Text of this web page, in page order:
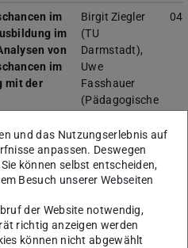
im
im
von
im
mit der
Birgit Ziegler
(TU
Darmstadt),
Uwe
Fasshauer
(Pädagogische
Schwäbisch
Gmünd)
Studium:
Validierung
bei
Bernd Schmitz,
(TU
Darmstadt)
und das Nutzungserlebnis auf
anpassen. Deswegen
können selbst entscheiden,
Besuch unserer Webseiten
der Website notwendig,
richtig anzeigen werden
können nicht abgewählt